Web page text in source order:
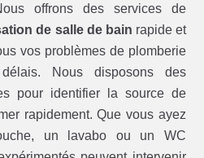
offrons des services de
de salle de bain rapide et
vos problèmes de plomberie
Nous disposons des
pour identifier la source de
rapidement. Que vous ayez
un lavabo ou un WC